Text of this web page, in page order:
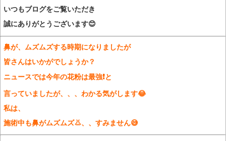
いつもブログをご覧いただき
誠にありがとうございます😊
鼻が、ムズムズする時期になりましたが
皆さんはいかがでしょうか？
ニュースでは今年の花粉は最強❗️と
言っていましたが、、、わかる気がします😂
私は、
施術中も鼻がムズムズ👃、、すみません😅